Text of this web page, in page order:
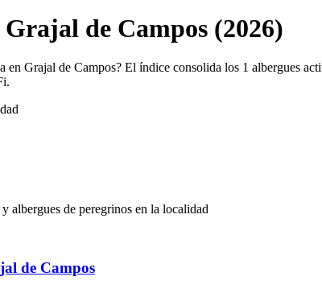
de Campos (2026)
en Grajal de Campos? El índice consolida los 1 albergues
albergues de peregrinos en la localidad
de Campos